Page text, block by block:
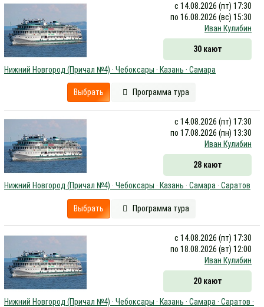
с 14.08.2026 (пт) 17:30
по 16.08.2026 (вс) 15:30
Иван Кулибин
30 кают
Нижний Новгород (Причал №4) · Чебоксары · Казань · Самара
Выбрать Программа тура
с 14.08.2026 (пт) 17:30
по 17.08.2026 (пн) 13:30
Иван Кулибин
28 кают
Нижний Новгород (Причал №4) · Чебоксары · Казань · Самара · Саратов
Выбрать Программа тура
с 14.08.2026 (пт) 17:30
по 18.08.2026 (вт) 12:00
Иван Кулибин
20 кают
Нижний Новгород (Причал №4) · Чебоксары · Казань · Самара · Саратов ·